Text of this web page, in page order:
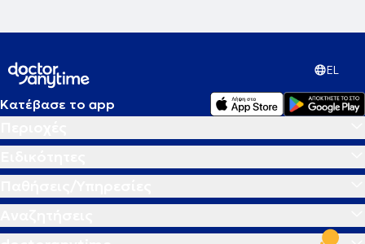
EL
Κατέβασε το app